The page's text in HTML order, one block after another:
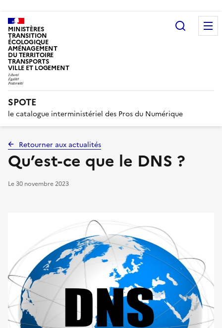
MINISTÈRES
TRANSITION
ÉCOLOGIQUE
AMÉNAGEMENT
DU TERRITOIRE
TRANSPORTS
VILLE ET LOGEMENT
SPOTE
le catalogue interministériel des Pros du Numérique
Retourner aux actualités
Qu’est-ce que le DNS ?
Le30 novembre 2023